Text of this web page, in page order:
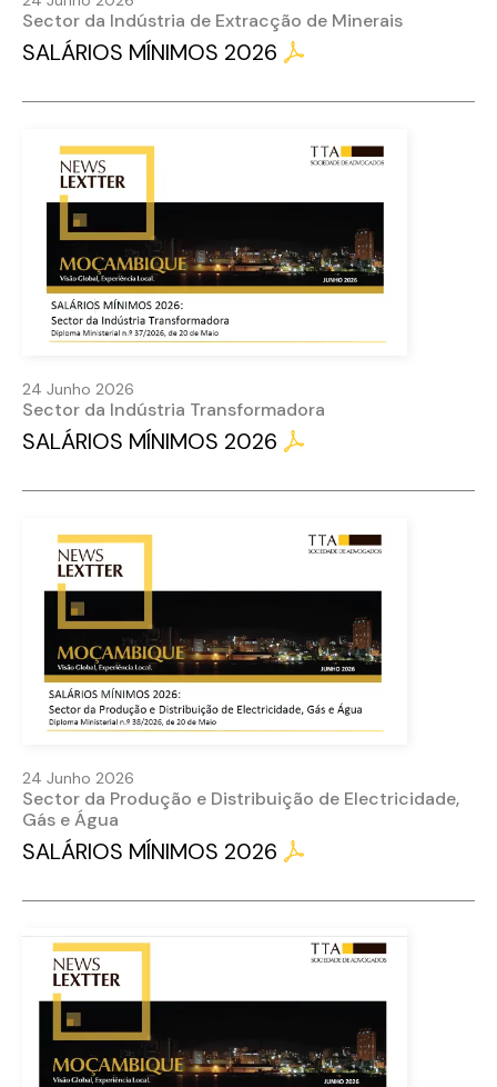
Sector da Indústria de Extracção de Minerais
SALÁRIOS MÍNIMOS 2026
24 Junho 2026
Sector da Indústria Transformadora
SALÁRIOS MÍNIMOS 2026
24 Junho 2026
Sector da Produção e Distribuição de Electricidade,
Gás e Água
SALÁRIOS MÍNIMOS 2026